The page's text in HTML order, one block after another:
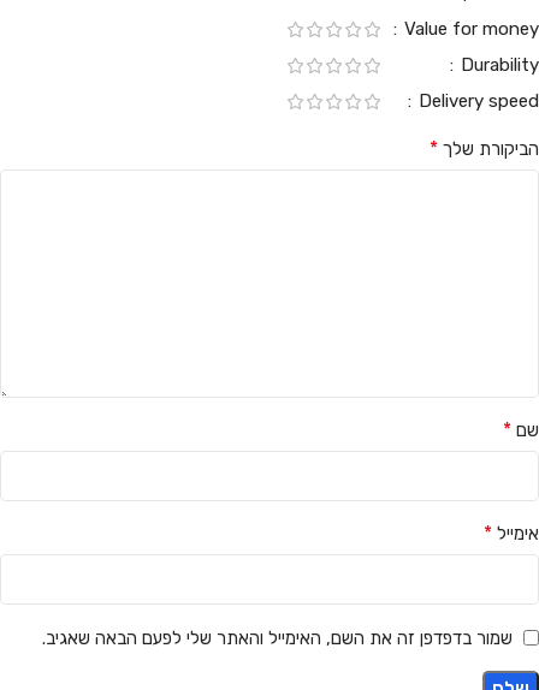
Value for money
Durability
Delivery speed
הביקורת שלך *
שם *
אימייל *
שמור בדפדפן זה את השם, האימייל והאתר שלי לפעם הבאה שאגיב.